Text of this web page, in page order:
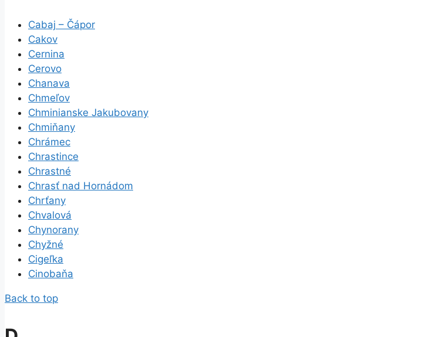
Cabaj – Čápor
Cakov
Cernina
Cerovo
Chanava
Chmeľov
Chminianske Jakubovany
Chmiňany
Chrámec
Chrastince
Chrastné
Chrasť nad Hornádom
Chrťany
Chvalová
Chynorany
Chyžné
Cigeľka
Cinobaňa
Back to top